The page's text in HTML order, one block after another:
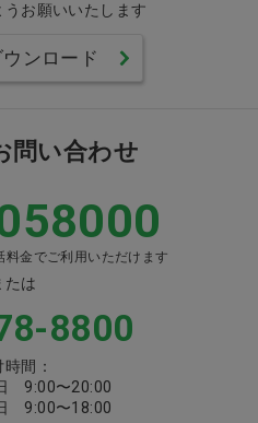
お願いいたします
ンロード
問い合わせ
料金でご利用いただけます
たは
8800
時間：
9:00〜20:00
9:00〜18:00